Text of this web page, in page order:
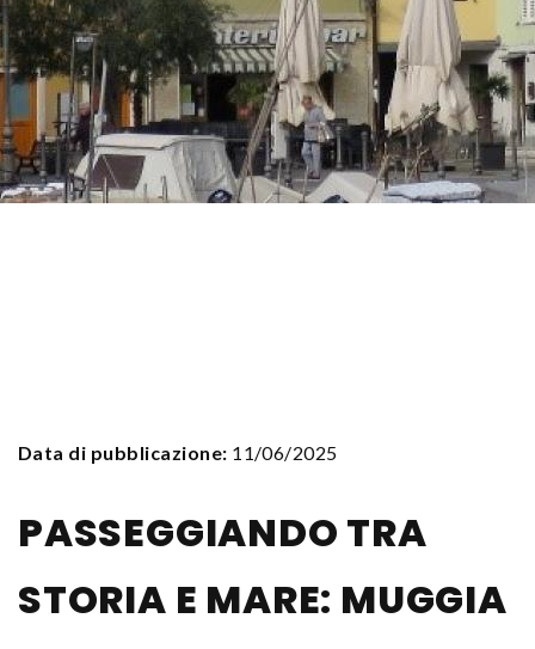
Data di pubblicazione: 11/06/2025
PASSEGGIANDO TRA
STORIA E MARE: MUGGIA